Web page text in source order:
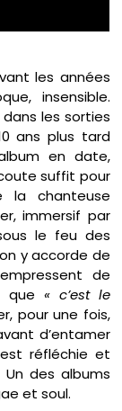
les années
insensible.
les sorties
ans plus tard
en date,
suffit pour
la chanteuse
immersif par
le feu des
y accorde de
de
que « c’est le
pour une fois,
d’entamer
réfléchie et
des albums
et soul.